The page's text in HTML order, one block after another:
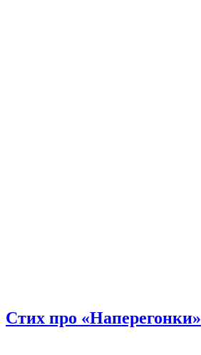
Стих про «Наперегонки»